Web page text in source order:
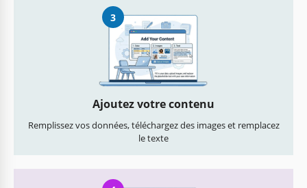
3
Ajoutez votre contenu
Remplissez vos données, téléchargez des images et remplacez
le texte